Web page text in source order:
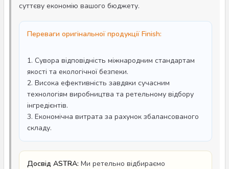
суттєву економію вашого бюджету.
Переваги оригінальної продукції Finish:
1. Сувора відповідність міжнародним стандартам
якості та екологічної безпеки.
2. Висока ефективність завдяки сучасним
технологіям виробництва та ретельному відбору
інгредієнтів.
3. Економічна витрата за рахунок збалансованого
складу.
Досвід ASTRA: Ми ретельно відбираємо